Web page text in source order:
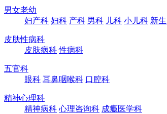
男女老幼
妇产科 妇科 产科 男科 儿科 小儿科 新
皮肤性病科
皮肤病科 性病科
五官科
眼科 耳鼻咽喉科 口腔科
精神心理科
精神病科 心理咨询科 成瘾医学科